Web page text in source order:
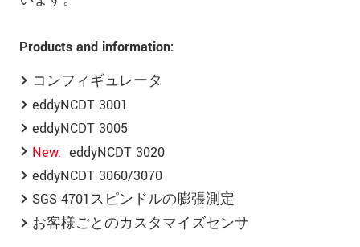
Products and information:
コンフィギュレータ
eddyNCDT 3001
eddyNCDT 3005
New
eddyNCDT 3020
eddyNCDT 3060/3070
SGS 4701スピンドルの膨張測定
お客様ごとのカスタマイズセンサ